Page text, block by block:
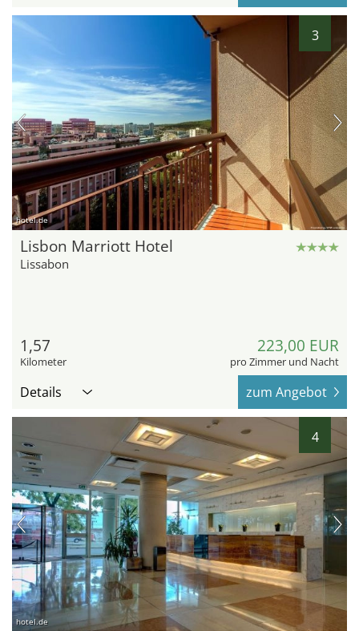
3
hotel.de
Lisbon Marriott Hotel
Lissabon
1,57
Kilometer
223,00 EUR
pro Zimmer und Nacht
Details zum Angebot
4
hotel.de